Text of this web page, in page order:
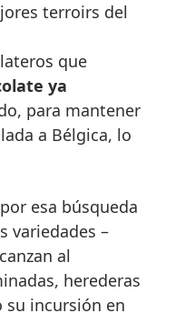
terroirs del
que
ya
para mantener
a Bélgica, lo
esa búsqueda
variedades –
al
herederas
su incursión en